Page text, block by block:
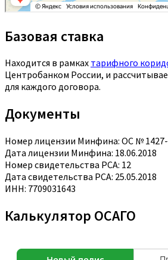
Базовая ставка
Находится в рамках тарифного
Центробанком России, и
для каждого договора.
Документы
Номер лицензии Минфина: ОС №
Дата лицензии Минфина: 18.06.2018
Номер свидетельства РСА: 12
Дата свидетельства РСА: 25.05.2018
ИНН: 7709031643
Калькулятор ОСАГО